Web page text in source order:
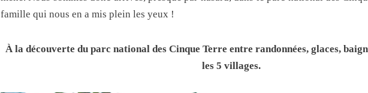
famille qui nous en a mis plein les yeux !
À la découverte du parc national des Cinque Terre entre randonnées, glaces,
les 5 villages.